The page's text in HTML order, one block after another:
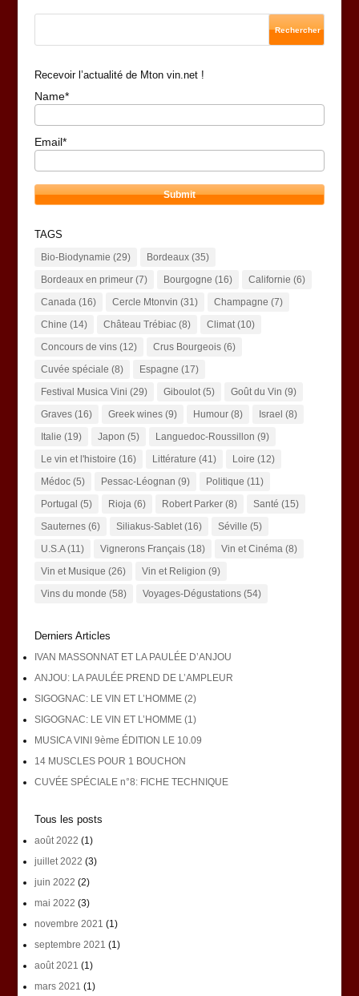
Recevoir l’actualité de Mton vin.net !
Name*
Email*
TAGS
Bio-Biodynamie (29) Bordeaux(35)
Bordeaux en primeur(7) Bourgogne (16) Californie (6)
Canada(16) Cercle Mtonvin (31) Champagne (7)
Chine (14) Château Trébiac(8) Climat(10)
Concours de vins(12) Crus Bourgeois(6)
Cuvée spéciale (8) Espagne (17)
Festival Musica Vini (29) Giboulot(5) Goût du Vin (9)
Graves(16) Greek wines(9) Humour(8) Israel (8)
Italie (19) Japon (5) Languedoc-Roussillon (9)
Le vin et l'histoire (16) Littérature (41) Loire (12)
Médoc(5) Pessac-Léognan (9) Politique (11)
Portugal (5) Rioja(6) Robert Parker(8) Santé (15)
Sauternes(6) Siliakus-Sablet(16) Séville (5)
U.S.A(11) Vignerons Français(18) Vin et Cinéma(8)
Vin et Musique (26) Vin et Religion (9)
Vins du monde (58) Voyages-Dégustations(54)
Derniers Articles
IVAN MASSONNAT ET LA PAULÉE D’ANJOU
ANJOU: LA PAULÉE PREND DE L’AMPLEUR
SIGOGNAC: LE VIN ET L’HOMME (2)
SIGOGNAC: LE VIN ET L’HOMME (1)
MUSICA VINI 9ème ÉDITION LE 10.09
14 MUSCLES POUR 1 BOUCHON
CUVÉE SPÉCIALE n°8: FICHE TECHNIQUE
Tous les posts
août 2022 (1)
juillet 2022 (3)
juin 2022 (2)
mai 2022 (3)
novembre 2021 (1)
septembre 2021 (1)
août 2021 (1)
mars 2021 (1)